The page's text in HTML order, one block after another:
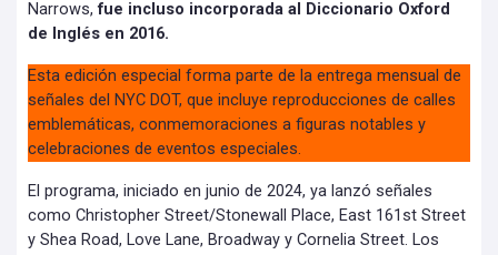
Narrows,fue incluso incorporada al Diccionario Oxford
de Inglés en 2016.
Esta edición especial forma parte de la entrega mensual de
señales del NYC DOT, que incluye reproducciones de calles
emblemáticas, conmemoraciones a figuras notables y
celebraciones de eventos especiales.
El programa, iniciado en junio de 2024, ya lanzó señales
como Christopher Street/Stonewall Place, East 161st Street
y Shea Road, Love Lane, Broadway y Cornelia Street. Los